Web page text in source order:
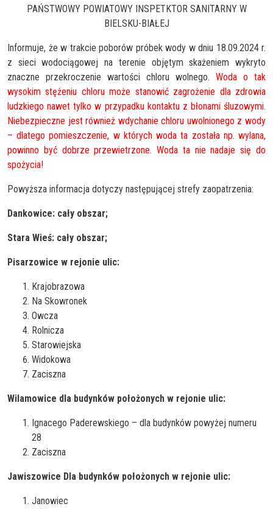
PAŃSTWOWY POWIATOWY INSPETKTOR SANITARNY W
BIELSKU-BIAŁEJ
Informuje, że w trakcie poborów próbek wody w dniu 18.09.2024 r.
z sieci wodociągowej na terenie objętym skażeniem wykryto
znaczne przekroczenie wartości chloru wolnego. Woda o tak
wysokim stężeniu chloru może stanowić zagrożenie dla zdrowia
ludzkiego nawet tylko w przypadku kontaktu z błonami śluzowymi.
Niebezpieczne jest również wdychanie chloru uwolnionego z wody
– dlatego pomieszczenie, w których woda ta została np. wylana,
powinno być dobrze przewietrzone. Woda ta nie nadaje się do
spożycia!
Powyższa informacja dotyczy następującej strefy zaopatrzenia:
Dankowice: cały obszar;
Stara Wieś: cały obszar;
Pisarzowice w rejonie ulic:
Krajobrazowa
Na Skowronek
Owcza
Rolnicza
Starowiejska
Widokowa
Zaciszna
Wilamowice dla budynków położonych w rejonie ulic:
Ignacego Paderewskiego – dla budynków powyżej numeru
28
Zaciszna
Jawiszowice Dla budynków położonych w rejonie ulic:
Janowiec